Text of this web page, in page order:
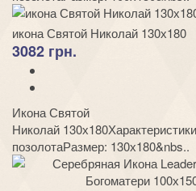
икона Святой Николай 130х180
3082 грн.
Икона Святой
Николай
позолотаРазмер: 130х180&nbs..